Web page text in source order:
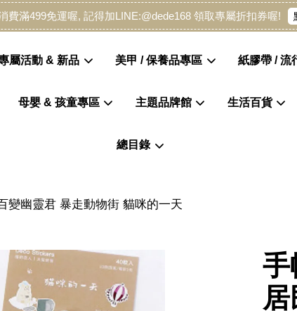
費滿499免運喔, 記得加LINE:@dede168 領取專屬折扣券喔!
屬活動 & 新品 美甲 / 保養品專區 紙膠帶 / 流
母嬰 & 孩童專區 主題品牌館 生活百貨
總目錄
變幽靈君 暴走動物街 貓咪的一天
手